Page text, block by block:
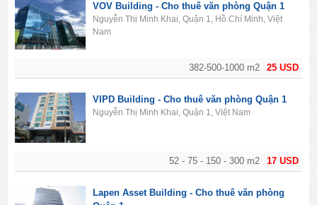
25 USD
382-500-1000 m2
VOV Building - Cho thuê văn phòng Quận 1
Nguyễn Thị Minh Khai, Quận 1, Hồ Chí Minh, Việt
Nam
17 USD
52 - 75 - 150 - 300 m2
VIPD Building - Cho thuê văn phòng Quận 1
Nguyễn Thị Minh Khai, Quận 1, Việt Nam
Lapen Asset Building - Cho thuê văn phòng